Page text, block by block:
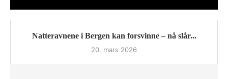
Natteravnene i Bergen kan forsvinne – nå slår...
20. mars 2026